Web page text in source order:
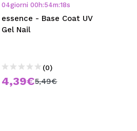
04giorni 00 h:54m:17s
essence - Base Coat UV
Gel Nail
(0)
4,39€5,49€